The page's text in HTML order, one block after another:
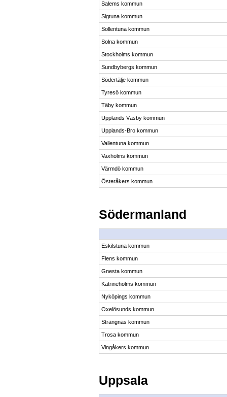
Salems kommun
Sigtuna kommun
Sollentuna kommun
Solna kommun
Stockholms kommun
Sundbybergs kommun
Södertälje kommun
Tyresö kommun
Täby kommun
Upplands Väsby kommun
Upplands-Bro kommun
Vallentuna kommun
Vaxholms kommun
Värmdö kommun
Österåkers kommun
Södermanland
Eskilstuna kommun
Flens kommun
Gnesta kommun
Katrineholms kommun
Nyköpings kommun
Oxelösunds kommun
Strängnäs kommun
Trosa kommun
Vingåkers kommun
Uppsala